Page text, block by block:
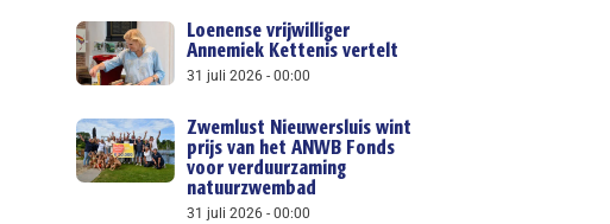
Loenense vrijwilliger
Annemiek Kettenis vertelt
31 juli 2026 00:00
Zwemlust Nieuwersluis wint
prijs van het ANWB Fonds
voor verduurzaming
natuurzwembad
31 juli 2026 00:00